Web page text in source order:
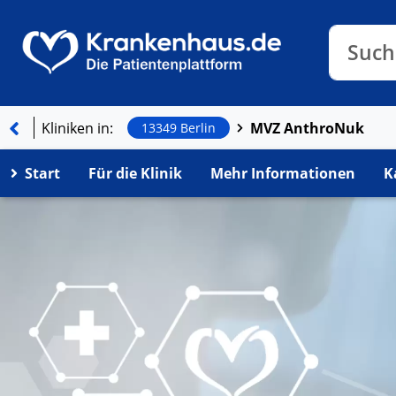
Kliniken in: 13349 Berlin MVZ AnthroNuk
Start Für die Klinik Mehr Informationen